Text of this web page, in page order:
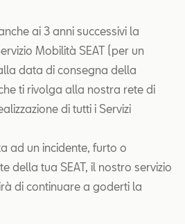
ai 3 anni successivi la
Mobilità SEAT (per un
data di consegna della
ti rivolga alla nostra rete di
di tutti i Servizi
ad un incidente, furto o
della tua SEAT, il nostro servizio
di continuare a goderti la